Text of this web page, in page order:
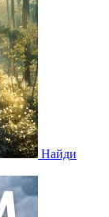
Найди